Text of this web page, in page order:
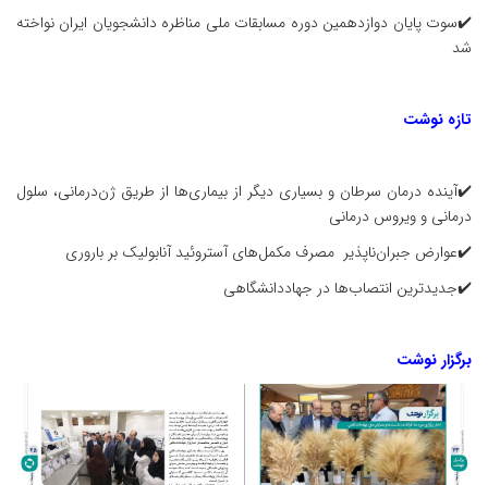
✔️سوت پایان دوازدهمین دوره مسابقات ملی مناظره دانشجویان ایران نواخته
شد
تازه نوشت
✔️آینده درمان سرطان و بسیاری دیگر از بیماری‌ها از طریق ژن‌درمانی، سلول
درمانی و ویروس درمانی
✔️عوارض جبران‌ناپذیر مصرف مکمل‌های آستروئید آنابولیک بر باروری
✔️جدیدترین انتصاب‌ها در جهاددانشگاهی
برگزار نوشت